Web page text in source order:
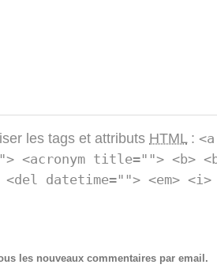
les tags et attributs HTML :
<acronym title=""> <b>
<del datetime=""> <em>
les nouveaux commentaires par email.